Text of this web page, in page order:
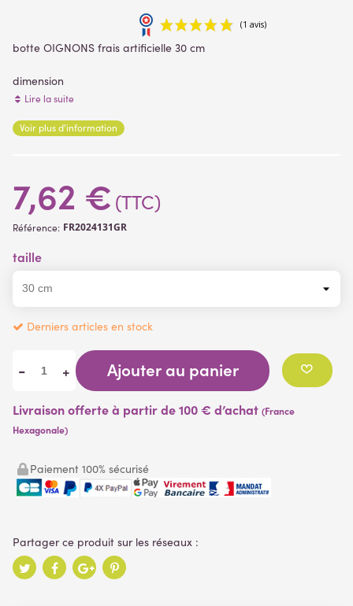
botte OIGNONS frais artificielle 30 cm
dimension
botte : hauteur 30 cm
Lire la suite
Voir plus d'information
7,62 € (TTC)
Référence: FR2024131GR
taille
Derniers articles en stock
- + Ajouter au panier
Livraison offerte à partir de 100 € d’achat (France
Hexagonale)
Paiement 100% sécurisé